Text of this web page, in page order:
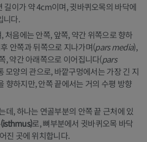
길이가 약 4cm이며, 귓바퀴오목의 바닥에
니다.
처음에는 안쪽, 앞쪽, 약간 위쪽으로 향하
안쪽과 뒤쪽으로 지나가며(pars media),
, 약간 아래쪽으로 이어집니다(pars
모양의 관으로, 바깥구멍에서는 가장 긴 지
향하지만, 안쪽 끝에서는 거의 수평 방향
데, 하나는 연골부분의 안쪽 끝 근처에 있
로, 뼈부분에서 귓바퀴오목 바닥
진 곳에 위치합니다.